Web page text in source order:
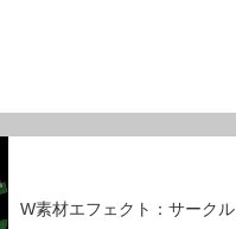
W素材エフェクト：サークル